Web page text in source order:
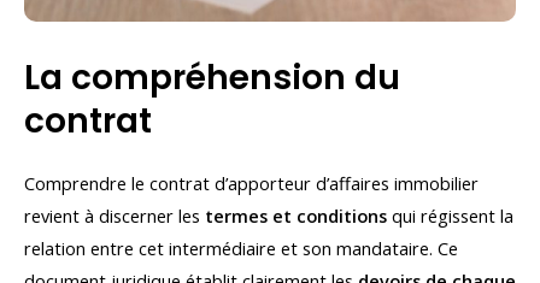
La compréhension du
contrat
Comprendre le contrat d’apporteur d’affaires immobilier
revient à discerner les termes et conditions qui régissent la
relation entre cet intermédiaire et son mandataire. Ce